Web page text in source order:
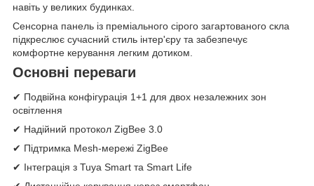
навіть у великих будинках.
Сенсорна панель із преміального сірого загартованого скла
підкреслює сучасний стиль інтер'єру та забезпечує
комфортне керування легким дотиком.
Основні переваги
✔ Подвійна конфігурація 1+1 для двох незалежних зон
освітлення
✔ Надійний протокол ZigBee 3.0
✔ Підтримка Mesh-мережі ZigBee
✔ Інтеграція з Tuya Smart та Smart Life